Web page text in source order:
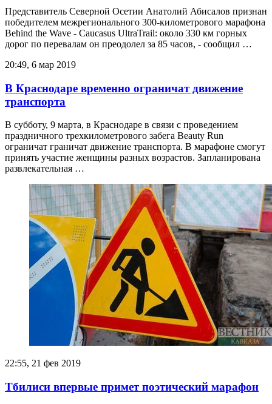
Представитель Северной Осетии Анатолий Абисалов признан
победителем межрегионального 300-километрового марафона
Behind the Wave - Caucasus UltraTrail: около 330 км горных
дорог по перевалам он преодолел за 85 часов, - сообщил …
20:49, 6 мар 2019
В Краснодаре временно ограничат движение
транспорта
В субботу, 9 марта, в Краснодаре в связи с проведением
праздничного трехкилометрового забега Beauty Run
ограничат граничат движение транспорта. В марафоне смогут
принять участие женщины разных возрастов. Запланирована
развлекательная …
22:55, 21 фев 2019
Тбилиси впервые примет поэтический марафон